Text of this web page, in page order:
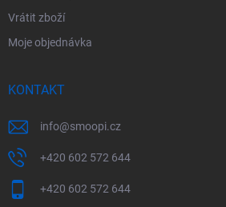
Vrátit zboží
Moje objednávka
KONTAKT
info@smoopi.cz
+420 602 572 644
+420 602 572 644